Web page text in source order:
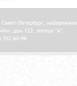
Санкт-Петербург, набережная
дом 122, литера "А".
702-60-96